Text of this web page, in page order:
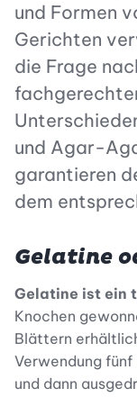
und Formen
Gerichten
die Frage
und Agar-
garantieren
dem
Gelatine
Gelatine ist ein
Knochen
Blättern
Verwendung
und dann